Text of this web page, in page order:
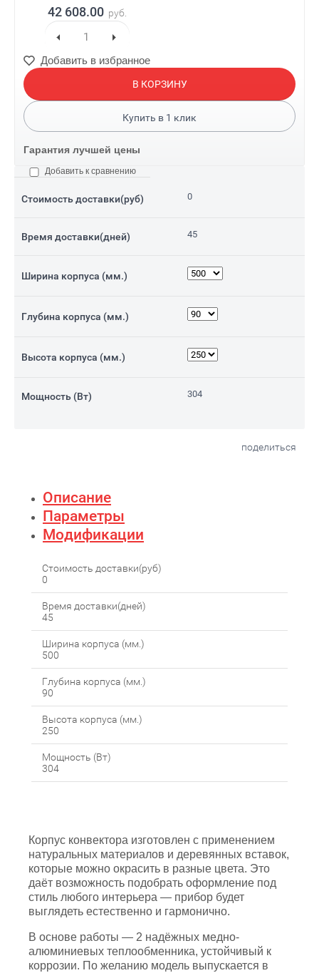
Добавить в избранное
42 608.00 руб.
В КОРЗИНУ
Купить в 1 клик
Гарантия лучшей цены
Стоимость доставки(руб) 0
Время доставки(дней) 45
Ширина корпуса (мм.)
Глубина корпуса (мм.)
Высота корпуса (мм.)
Мощность (Вт) 304
Добавить к сравнению
поделиться
Описание
Параметры
Модификации
Стоимость доставки(руб)
0
Время доставки(дней)
45
Ширина корпуса (мм.)
500
Глубина корпуса (мм.)
90
Высота корпуса (мм.)
250
Мощность (Вт)
304
Корпус конвектора изготовлен с применением
натуральных материалов и деревянных вставок,
которые можно окрасить в разные цвета. Это
даёт возможность подобрать оформление под
стиль любого интерьера — прибор будет
выглядеть естественно и гармонично.
В основе работы — 2 надёжных медно-
алюминиевых теплообменника, устойчивый к
коррозии. По желанию модель выпускается в